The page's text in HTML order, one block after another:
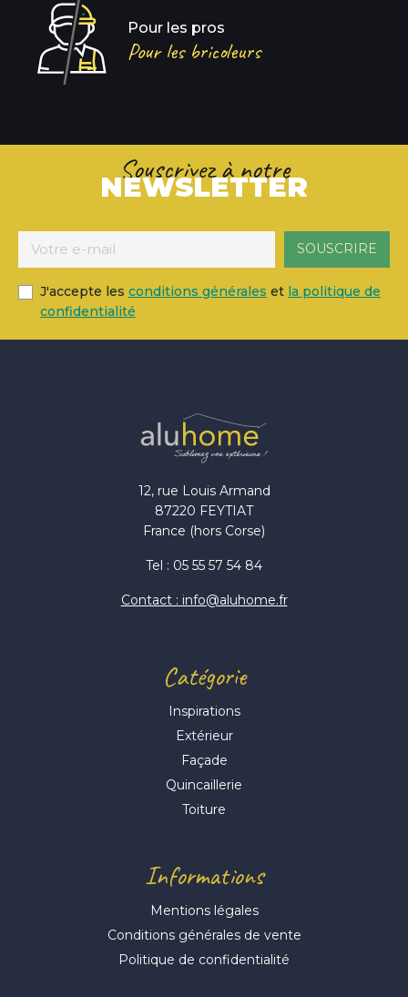
Pour les pros
Pour les bricoleurs
Souscrivez à notre
NEWSLETTER
J'accepte les conditions générales et la politique de
confidentialité
12, rue Louis Armand
87220 FEYTIAT
France (hors Corse)
Tel : 05 55 57 54 84
Contact : info@aluhome.fr
Catégorie
Inspirations
Extérieur
Façade
Quincaillerie
Toiture
Informations
Mentions légales
Conditions générales de vente
Politique de confidentialité